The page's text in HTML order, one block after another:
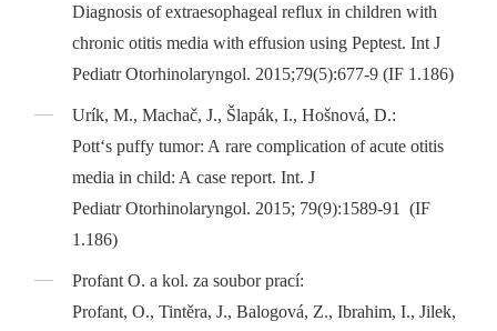
Diagnosis of extraesophageal reflux in children with
chronic otitis media with effusion using Peptest. Int J
Pediatr Otorhinolaryngol. 2015;79(5):677-9 (IF 1.186)
Urík, M., Machač, J., Šlapák, I., Hošnová, D.:
Pott‘s puffy tumor: A rare complication of acute otitis
media in child: A case report. Int. J
Pediatr Otorhinolaryngol. 2015; 79(9):1589-91 (IF
1.186)
Profant O. a kol. za soubor prací:
Profant, O., Tintěra, J., Balogová, Z., Ibrahim, I., Jilek,